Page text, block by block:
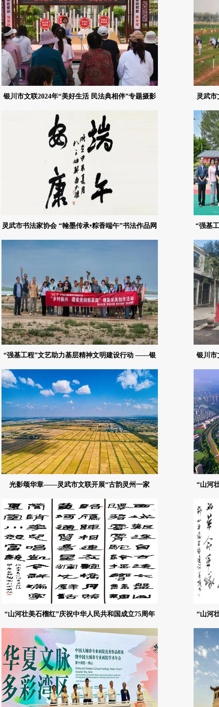
网络
银川市文联2024年“美好生活 民法典相伴”专题摄影
作品网络展
灵武
灵武市书法家协会 “翰墨传承•粽香端午”书法作品网 “强基
川市
“强基工程”文艺助力基层精神文明建设行动 ——银
川市文联、灵武市文联联合开展“乡村振兴，建设美
丽新家
银川
光影颂华章——灵武市文联开展“古韵灵州一家
亲”民族团结进步月系列活动
“山河
“山河壮美石榴红”庆祝中华人民共和国成立75周年
群众艺术作品展书法作品（一）
“山河